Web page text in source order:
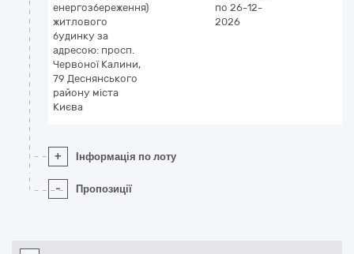
енергозбереження)
житлового
будинку за
адресою: просп.
Червоної Калини,
79 Деснянського
району міста
Києва
по 26-12-
2026
+ Інформація по лоту
- Пропозиції